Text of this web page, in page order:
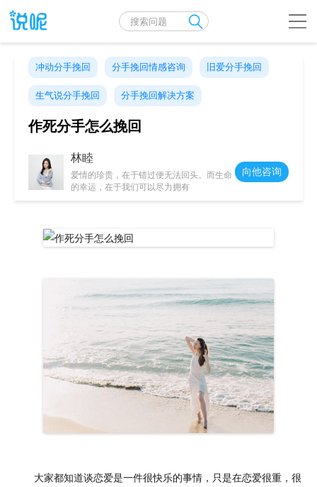
冲动分手挽回 分手挽回情感咨询 旧爱分手挽回
生气说分手挽回 分手挽回解决方案
作死分手怎么挽回
林睦
爱情的珍贵，在于错过便无法回头。而生命
的幸运，在于我们可以尽力拥有
向他咨询
大家都知道谈恋爱是一件很快乐的事情，只是在恋爱很重，很